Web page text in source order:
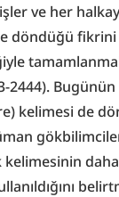
ve her
döndüğü
2444).
kelimesi de